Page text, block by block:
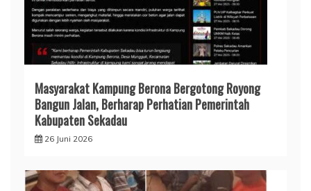
Masyarakat Kampung Berona Bergotong Royong
Bangun Jalan, Berharap Perhatian Pemerintah
Kabupaten Sekadau
26 Juni 2026